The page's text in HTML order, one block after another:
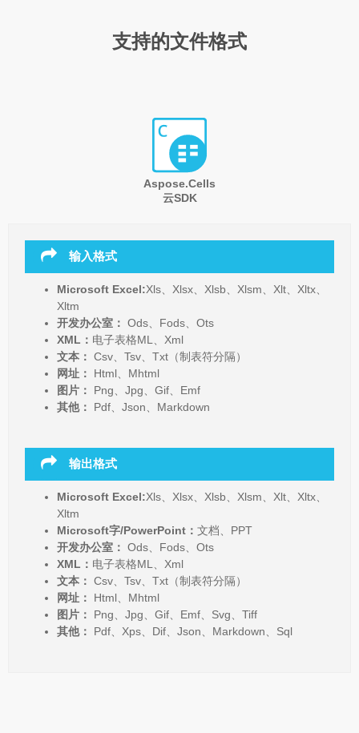
支持的文件格式
输入格式
Microsoft Excel:Xls、Xlsx、Xlsb、Xlsm、Xlt、Xltx、
Xltm
开发办公室： Ods、Fods、Ots
XML： 电子表格ML、Xml
文本： Csv、Tsv、Txt（制表符分隔）
网址：
Html、Mhtml
图片：
Png、Jpg、Gif、Emf
其他：
Pdf、Json、Markdown
输出格式
Microsoft Excel:Xls、Xlsx、Xlsb、Xlsm、Xlt、Xltx、
Xltm
Microsoft字/PowerPoint： 文档、PPT
开发办公室： Ods、Fods、Ots
XML： 电子表格ML、Xml
文本： Csv、Tsv、Txt（制表符分隔）
网址：
Html、Mhtml
图片：
Png、Jpg、Gif、Emf、Svg、Tiff
其他：
Pdf、Xps、Dif、Json、Markdown、Sql
Aspose.Cells
云SDK